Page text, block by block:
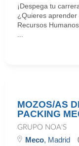
¡Despega tu
¿Quieres
Recursos
MOZOS/AS
PACKING
GRUPO NOA'S
Meco, Madrid